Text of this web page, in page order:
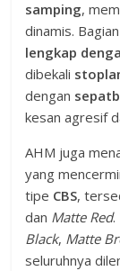
samping,
dinamis.
lengkap
dibekali
dengan
kesan agresif
AHM juga
yang
tipe CBS,
dan Matte Red
Black, Matte
seluruhnya